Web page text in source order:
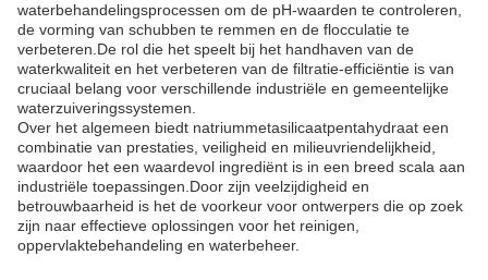
waterbehandelingsprocessen om de pH-waarden te controleren,
de vorming van schubben te remmen en de flocculatie te
verbeteren.De rol die het speelt bij het handhaven van de
waterkwaliteit en het verbeteren van de filtratie-efficiëntie is van
cruciaal belang voor verschillende industriële en gemeentelijke
waterzuiveringssystemen.
Over het algemeen biedt natriummetasilicaatpentahydraat een
combinatie van prestaties, veiligheid en milieuvriendelijkheid,
waardoor het een waardevol ingrediënt is in een breed scala aan
industriële toepassingen.Door zijn veelzijdigheid en
betrouwbaarheid is het de voorkeur voor ontwerpers die op zoek
zijn naar effectieve oplossingen voor het reinigen,
oppervlaktebehandeling en waterbeheer.